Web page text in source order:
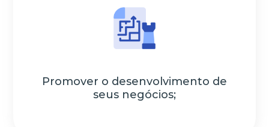
Promover o desenvolvimento de
seus negócios;